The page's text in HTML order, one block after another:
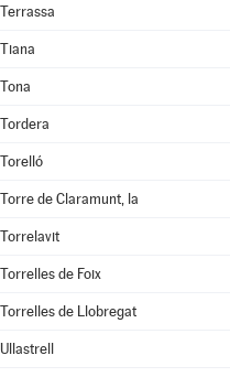
Terrassa
Tiana
Tona
Tordera
Torelló
Torre de Claramunt, la
Torrelavit
Torrelles de Foix
Torrelles de Llobregat
Ullastrell